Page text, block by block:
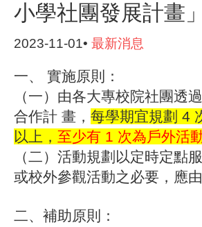
小學社團發展計畫
2023-11-01• 最新消息
一、 實施原則：
（一）由各大專校院社團透
合作計 畫， 每學期宜規劃 4
以上， 至少有 1 次為戶外活
（二）活動規劃以定時定點
或校外參觀活動之必要，應
二、補助原則：